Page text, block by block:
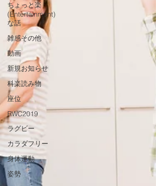
ちょっと楽
(Entertainment)
な話
雑感その他
動画
新規お知らせ
科楽読み物
座位
RWC2019
ラグビー
カラダフリー
身体運動
姿勢